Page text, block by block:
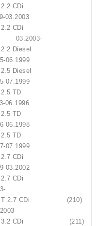
220 2.2 CDi
03.2003
220 2.2 CDi
03.2003-
2.2 Diesel
06.1999
2.5 Diesel
07.1999
250 2.5 TD
06.1996
250 2.5 TD
06.1998
250 2.5 TD
07.1999
270 2.7 CDi
03.2002
270 2.7 CDi
T 2.7 CDi (210)
03.2003
3.2 CDi (211)